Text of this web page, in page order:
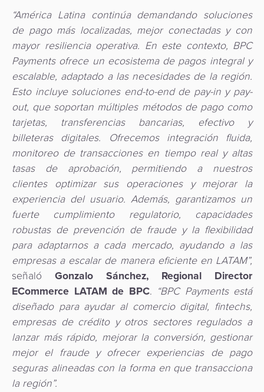
“América Latina continúa demandando soluciones
de pago más localizadas, mejor conectadas y con
mayor resiliencia operativa. En este contexto, BPC
Payments ofrece un ecosistema de pagos integral y
escalable, adaptado a las necesidades de la región.
Esto incluye soluciones end-to-end de pay-in y pay-
out, que soportan múltiples métodos de pago como
tarjetas, transferencias bancarias, efectivo y
billeteras digitales. Ofrecemos integración fluida,
monitoreo de transacciones en tiempo real y altas
tasas de aprobación, permitiendo a nuestros
clientes optimizar sus operaciones y mejorar la
experiencia del usuario. Además, garantizamos un
fuerte cumplimiento regulatorio, capacidades
robustas de prevención de fraude y la flexibilidad
para adaptarnos a cada mercado, ayudando a las
empresas a escalar de manera eficiente en LATAM”,
señaló Gonzalo Sánchez, Regional Director
ECommerce LATAM de BPC. “BPC Payments está
diseñado para ayudar al comercio digital, fintechs,
empresas de crédito y otros sectores regulados a
lanzar más rápido, mejorar la conversión, gestionar
mejor el fraude y ofrecer experiencias de pago
seguras alineadas con la forma en que transacciona
la región”.